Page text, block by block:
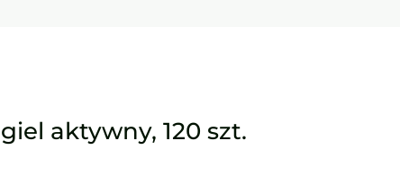
aktywny, 120 szt.